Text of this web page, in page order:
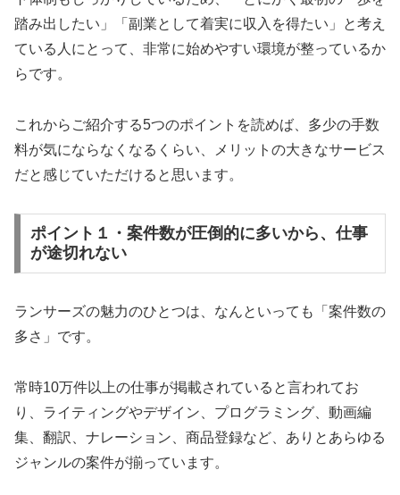
踏み出したい」「副業として着実に収入を得たい」と考え
ている人にとって、非常に始めやすい環境が整っているか
らです。
これからご紹介する5つのポイントを読めば、多少の手数
料が気にならなくなるくらい、メリットの大きなサービス
だと感じていただけると思います。
ポイント１・案件数が圧倒的に多いから、仕事
が途切れない
ランサーズの魅力のひとつは、なんといっても「案件数の
多さ」です。
常時10万件以上の仕事が掲載されていると言われてお
り、ライティングやデザイン、プログラミング、動画編
集、翻訳、ナレーション、商品登録など、ありとあらゆる
ジャンルの案件が揃っています。